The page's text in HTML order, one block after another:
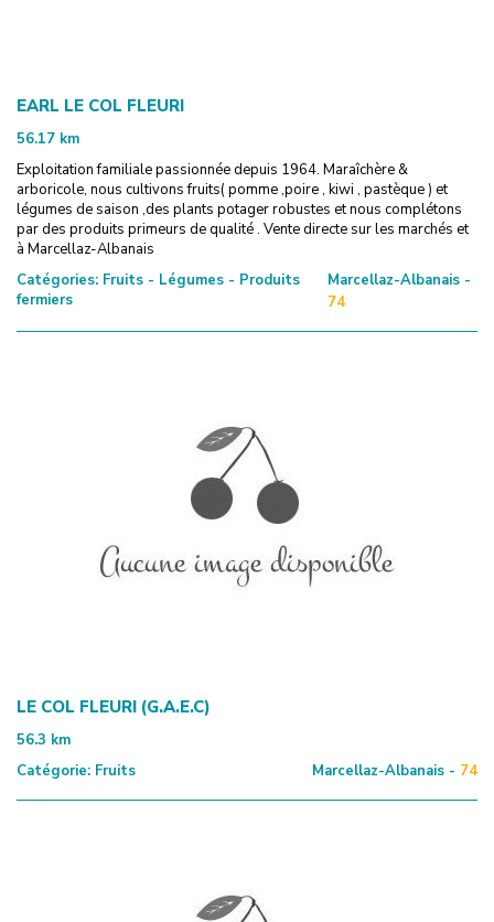
EARL LE COL FLEURI
56.17 km
Exploitation familiale passionnée depuis 1964. Maraîchère &
arboricole, nous cultivons fruits( pomme ,poire , kiwi , pastèque ) et
légumes de saison ,des plants potager robustes et nous complétons
par des produits primeurs de qualité . Vente directe sur les marchés et
à Marcellaz-Albanais
Catégories: Fruits - Légumes - Produits
fermiers
Marcellaz-Albanais -
74
LE COL FLEURI (G.A.E.C)
56.3 km
Catégorie: Fruits Marcellaz-Albanais - 74